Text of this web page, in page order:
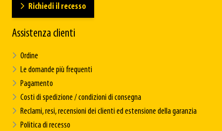
Richiedi il recesso
Assistenza clienti
Ordine
Le domande più frequenti
Pagamento
Costi di spedizione / condizioni di consegna
Reclami, resi, recensioni dei clienti ed estensione della garanzia
Politica di recesso